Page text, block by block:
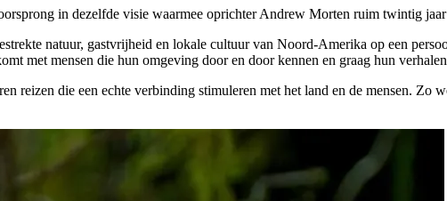
in dezelfde visie waarmee oprichter Andrew Morten ruim twintig
natuur, gastvrijheid en lokale cultuur van Noord-Amerika op een
met mensen die hun omgeving door en door kennen en graag hun
reizen die een echte verbinding stimuleren met het land en de mensen. Zo